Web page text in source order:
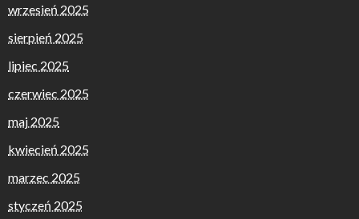
wrzesień 2025
sierpień 2025
lipiec 2025
czerwiec 2025
maj 2025
kwiecień 2025
marzec 2025
styczeń 2025